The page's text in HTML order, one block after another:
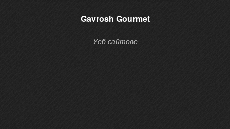
Gavrosh Gourmet
Уеб сайтове